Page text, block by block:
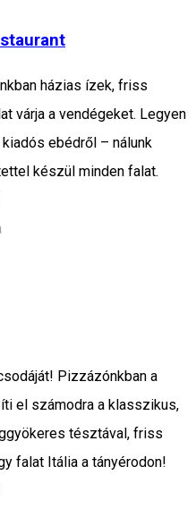
házias ízek, friss
várja a vendégeket. Legyen
ebédről – nálunk
készül minden falat.
Pizzázónkban a
el számodra a klasszikus,
tésztával, friss
falat Itália a tányérodon!